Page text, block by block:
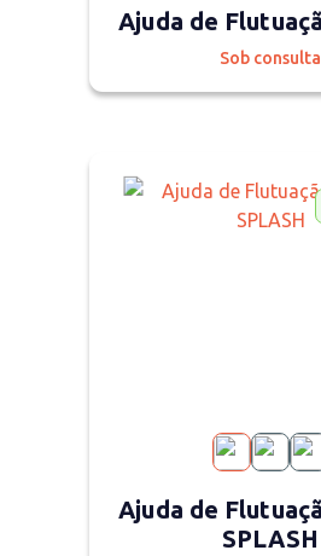
Ajuda de
Sob consulta
Ajuda de
SPLASH